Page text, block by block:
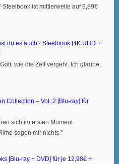
ist mittlerweile auf 9,89€
du es auch? Steelbook [4K UHD +
wie die Zeit vergeht. Ich glaube,
Collection – Vol. 2 [Blu-ray] für
sich im ersten Moment
sagen mir nichts."
[Blu-ray + DVD] für je 12,98€ +